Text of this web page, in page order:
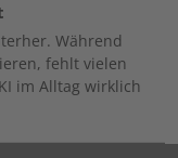
Während
fehlt vielen
im Alltag wirklich